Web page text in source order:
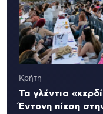
Κρήτη
Τα γλέντια
Έντονη πίεση